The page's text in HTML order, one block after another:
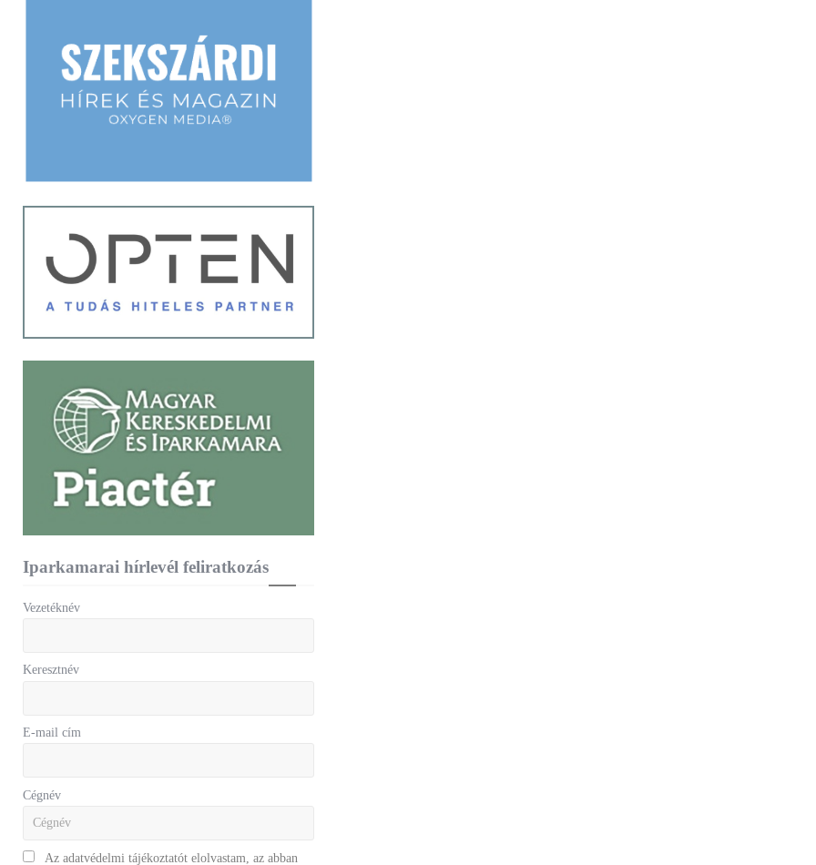
Iparkamarai hírlevél feliratkozás
Vezetéknév
Keresztnév
E-mail cím
Cégnév
Az adatvédelmi tájékoztatót elolvastam, az abban